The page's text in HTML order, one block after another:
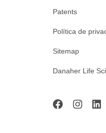
Patents
Política de
Sitemap
Danaher Life